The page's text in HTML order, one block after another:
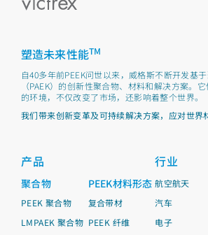
塑造未来性能TM
自40多年前PEEK问世以来，威格斯不断开发基
（PAEK）的创新性聚合物、材料和解决方案。
的环境，不仅改变了市场，还影响着整个世界。
我们带来创新变革及可持续解决方案，应对世界
产品
聚合物
PEEK 聚合物
LMPAEK 聚合物
PEEK材料形态
复合带材
PEEK 纤维
行业
航空航天
汽车
电子